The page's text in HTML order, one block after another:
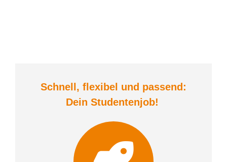
Schnell, flexibel und passend:
Dein Studentenjob!